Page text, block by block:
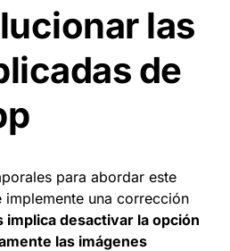
las
de
para abordar este
implemente una corrección
implica desactivar la opción
las imágenes